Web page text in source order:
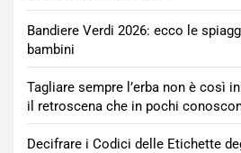
Bandiere Verdi 2026: ecco le
bambini
Tagliare sempre l’erba non è così
il retroscena che in pochi
Decifrare i Codici delle Etichette